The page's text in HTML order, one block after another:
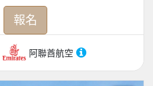
阿聯酋航空
報名